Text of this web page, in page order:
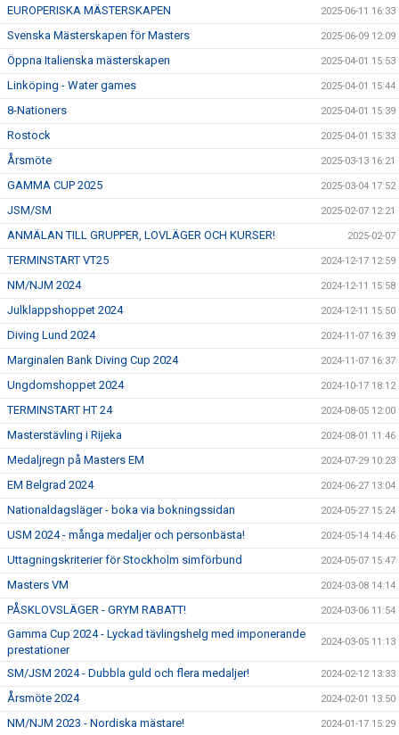
EUROPERISKA MÄSTERSKAPEN 2025-06-11 16:33
Svenska Mästerskapen för Masters 2025-06-09 12:09
Öppna Italienska mästerskapen 2025-04-01 15:53
Linköping - Water games 2025-04-01 15:44
8-Nationers 2025-04-01 15:39
Rostock 2025-04-01 15:33
Årsmöte 2025-03-13 16:21
GAMMA CUP 2025 2025-03-04 17:52
JSM/SM 2025-02-07 12:21
ANMÄLAN TILL GRUPPER, LOVLÄGER OCH KURSER! 2025-02-07
TERMINSTART VT25 2024-12-17 12:59
NM/NJM 2024 2024-12-11 15:58
Julklappshoppet 2024 2024-12-11 15:50
Diving Lund 2024 2024-11-07 16:39
Marginalen Bank Diving Cup 2024 2024-11-07 16:37
Ungdomshoppet 2024 2024-10-17 18:12
TERMINSTART HT 24 2024-08-05 12:00
Masterstävling i Rijeka 2024-08-01 11:46
Medaljregn på Masters EM 2024-07-29 10:23
EM Belgrad 2024 2024-06-27 13:04
Nationaldagsläger - boka via bokningssidan 2024-05-27 15:24
USM 2024 - många medaljer och personbästa! 2024-05-14 14:46
Uttagningskriterier för Stockholm simförbund 2024-05-07 15:47
Masters VM 2024-03-08 14:14
PÅSKLOVSLÄGER - GRYM RABATT! 2024-03-06 11:54
Gamma Cup 2024 - Lyckad tävlingshelg med imponerande
prestationer
2024-03-05 11:13
SM/JSM 2024 - Dubbla guld och flera medaljer! 2024-02-12 13:33
Årsmöte 2024 2024-02-01 13:50
NM/NJM 2023 - Nordiska mästare! 2024-01-17 15:29